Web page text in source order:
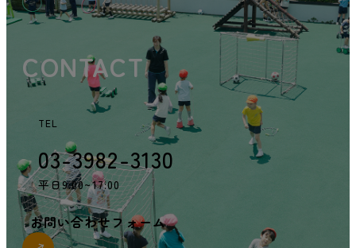
CONTACT
TEL
03-3982-3130
平日9:00~17:00
お問い合わせフォーム